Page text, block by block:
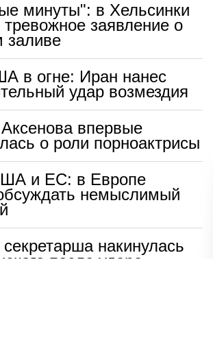
минуты": в Хельсинки
заявление о
заливе
в огне: Иран нанес
удар возмездия
впервые
о роли порноактрисы
и ЕС: в Европе
немыслимый
накинулась
после удара